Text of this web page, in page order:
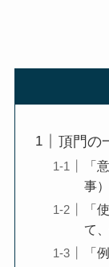
頂門の
「
事
「
て
「